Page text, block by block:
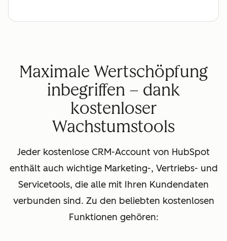
Maximale Wertschöpfung
inbegriffen – dank
kostenloser
Wachstumstools
Jeder kostenlose CRM-Account von HubSpot
enthält auch wichtige Marketing-, Vertriebs- und
Servicetools, die alle mit Ihren Kundendaten
verbunden sind. Zu den beliebten kostenlosen
Funktionen gehören: